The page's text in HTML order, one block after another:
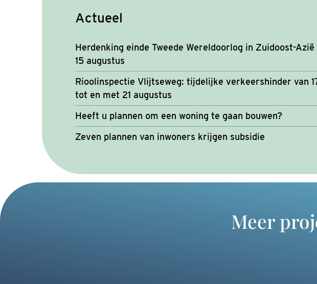
Actueel
Herdenking einde Tweede Wereldoorlog in Zuidoost-Azië
15 augustus
Rioolinspectie Vlijtseweg: tijdelijke verkeershinder van
tot en met 21 augustus
Heeft u plannen om een woning te gaan bouwen?
Zeven plannen van inwoners krijgen subsidie
Meer